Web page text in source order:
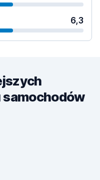
6,3